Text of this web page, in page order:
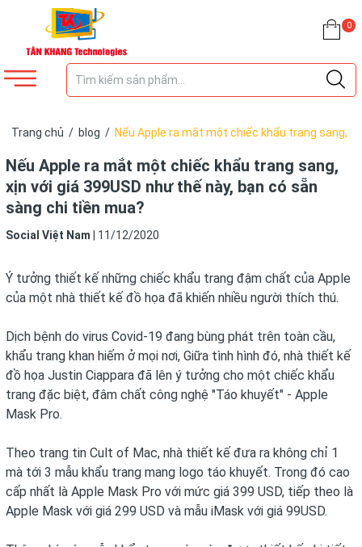
0
Trang chủ / blog / Nếu Apple ra mắt một chiếc khẩu trang sang,
Nếu Apple ra mắt một chiếc khẩu trang sang,
xịn với giá 399USD như thế này, bạn có sẵn
sàng chi tiền mua?
Social Việt Nam 11/12/2020
Ý tưởng thiết kế những chiếc khẩu trang đậm chất của Apple
của một nhà thiết kế đồ họa đã khiến nhiều người thích thú.
Dịch bệnh do virus Covid-19 đang bùng phát trên toàn cầu,
khẩu trang khan hiếm ở mọi nơi, Giữa tình hình đó, nhà thiết kế
đồ họa Justin Ciappara đã lên ý tưởng cho một chiếc khẩu
trang đặc biệt, đâm chất công nghệ "Táo khuyết" - Apple
Mask Pro.
Theo trang tin Cult of Mac, nhà thiết kế đưa ra không chỉ 1
mà tới 3 mẫu khẩu trang mang logo táo khuyết. Trong đó cao
cấp nhất là Apple Mask Pro với mức giá 399 USD, tiếp theo là
Apple Mask với giá 299 USD và mẫu iMask với giá 99USD.